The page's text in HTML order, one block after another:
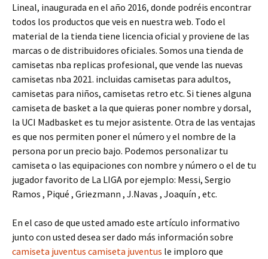
Lineal, inaugurada en el año 2016, donde podréis encontrar
todos los productos que veis en nuestra web. Todo el
material de la tienda tiene licencia oficial y proviene de las
marcas o de distribuidores oficiales. Somos una tienda de
camisetas nba replicas profesional, que vende las nuevas
camisetas nba 2021. incluidas camisetas para adultos,
camisetas para niños, camisetas retro etc. Si tienes alguna
camiseta de basket a la que quieras poner nombre y dorsal,
la UCI Madbasket es tu mejor asistente. Otra de las ventajas
es que nos permiten poner el número y el nombre de la
persona por un precio bajo. Podemos personalizar tu
camiseta o las equipaciones con nombre y número o el de tu
jugador favorito de La LIGA por ejemplo: Messi, Sergio
Ramos , Piqué , Griezmann , J.Navas , Joaquín , etc.
En el caso de que usted amado este artículo informativo
junto con usted desea ser dado más información sobre
camiseta juventus camiseta juventus le imploro que